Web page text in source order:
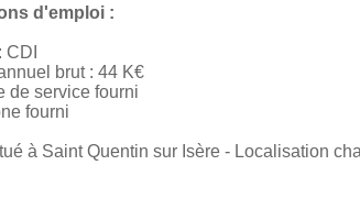
d'emploi :
CDI
brut : 44 K€
de service fourni
fourni
à Saint Quentin sur Isère - Localisation